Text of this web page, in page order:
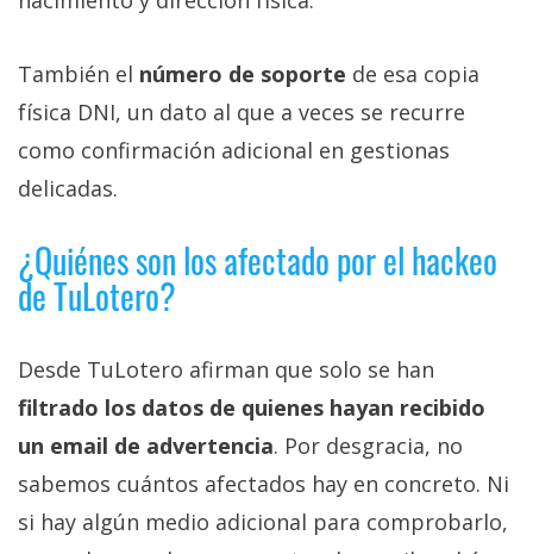
También el número de soporte de esa copia
física DNI, un dato al que a veces se recurre
como confirmación adicional en gestionas
delicadas.
¿Quiénes son los afectado por el hackeo
de TuLotero?
Desde TuLotero afirman que solo se han
filtrado los datos de quienes hayan recibido
un email de advertencia. Por desgracia, no
sabemos cuántos afectados hay en concreto. Ni
si hay algún medio adicional para comprobarlo,